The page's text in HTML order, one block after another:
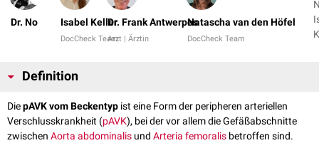
Dr. No Isabel Keller
DocCheck Team
Dr. Frank Antwerpes
Arzt | Ärztin
Natascha van den Höfel
DocCheck Team
Definition
DiepAVK vom Beckentyp ist eine Form der peripheren arteriellen
Verschlusskrankheit (pAVK), bei der vor allem die Gefäßabschnitte
zwischen Aorta abdominalis und Arteria femoralis betroffen sind.